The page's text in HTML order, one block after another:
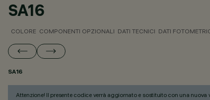
SA16
COLORE COMPONENTI OPZIONALI DATI TECNICI DATI
SA16
Attenzione! Il presente codice verrà aggiornato e sostituito con una nuova